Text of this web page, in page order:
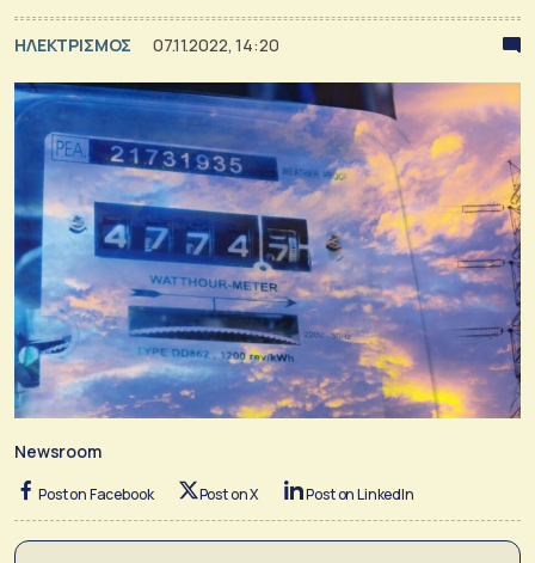
ΗΛΕΚΤΡΙΣΜΟΣ 07.11.2022, 14:20
Newsroom
Post on Facebook Post on X Post on LinkedIn